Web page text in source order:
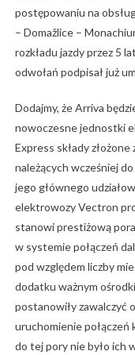
postępowaniu na
– Domažlice –
rozkładu jazdy przez 5
odwołań podpisał już
Dodajmy, że Arriva
nowoczesne jednostki
Express składy
należących wcześniej
jego głównego
elektrowozy Vectron
stanowi prestiżową
w systemie połączeń
pod względem liczby
dodatku ważnym
postanowiły zawalczyć
uruchomienie
do tej pory nie było ich